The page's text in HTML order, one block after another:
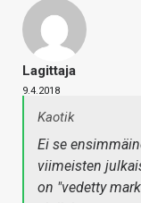
Lagittaja
9.4.2018
Kaotik
Ei se
viimeisten
on "vedetty